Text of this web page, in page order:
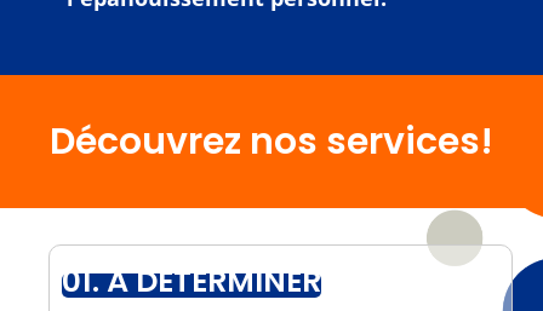
Découvrez nos services!
01. À DÉTERMINER